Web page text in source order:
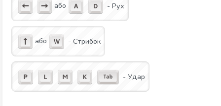
або - Рух
або - Стрибок
- Удар